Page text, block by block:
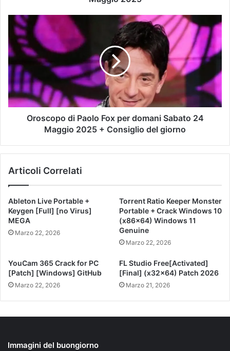
Oroscopo di Paolo Fox per domani Sabato 24
Maggio 2025 + Consiglio del giorno
Articoli Correlati
Ableton Live Portable +
Keygen [Full] [no Virus]
MEGA
Marzo 22, 2026
Torrent Ratio Keeper Monster
Portable + Crack Windows 10
(x86x64) Windows 11
Genuine
Marzo 22, 2026
YouCam 365 Crack for PC
[Patch] [Windows] GitHub
Marzo 22, 2026
FL Studio Free[Activated]
[Final] (x32x64) Patch 2026
Marzo 21, 2026
Immagini del buongiorno